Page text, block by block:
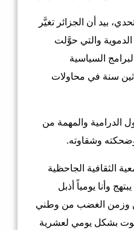
بيد أن الجزائر تغيَّر
والتي حوَّلت
السياسية
سنة في محاولات
الدرامية والمهمة من
وشقاوته.
الثقافية الجاحظية
وأنا يومياً أذبل
سن وزمن الغضب من وطني
بشكل يومي لعشرية